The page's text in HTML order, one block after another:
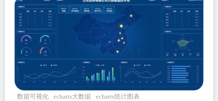
数据可视化 echarts大数据 echarts统计图表